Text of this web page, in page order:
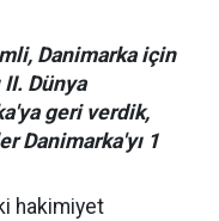
Danimarka için
Dünya
geri verdik,
Danimarka'yı 1
hakimiyet